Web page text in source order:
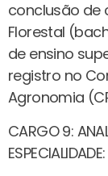
conclusão de
Florestal
de ensino
registro no
Agronomia
CARGO 9: